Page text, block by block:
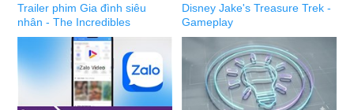
Trailer phim Gia đình siêu
nhân - The Incredibles
Disney Jake's Treasure Trek -
Gameplay